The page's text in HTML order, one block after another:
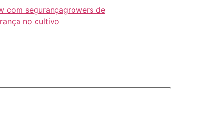
com segurançagrowers de
no cultivo